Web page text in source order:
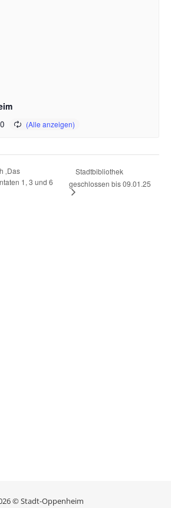
‚Das
1, 3 und 6
Stadtbibliothek
geschlossen bis 09.01.25
© Stadt-Oppenheim